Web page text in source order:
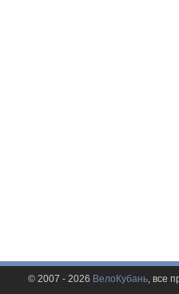
© 2007 - 2026 ВелоКубань, все